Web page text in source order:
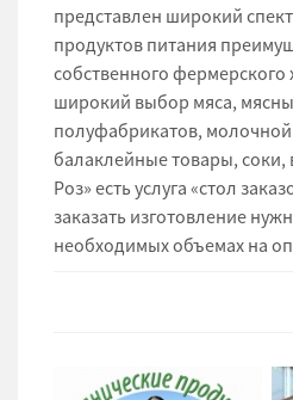
представлен широкий
продуктов питания
собственного фермерского
широкий выбор мяса,
полуфабрикатов,
балаклейные товары,
Роз» есть услуга «стол
заказать изготовление
необходимых объемах на